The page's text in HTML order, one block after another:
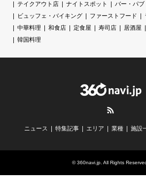
テイクアウト店
ナイトスポット バー・パブ
ビュッフェ・バイキング
ファーストフード
中華料理
和食店 定食屋 寿司店 居酒屋
韓国料理
ニュース 特集記事 エリア 業種 施設
©360navi.jp. All Rights